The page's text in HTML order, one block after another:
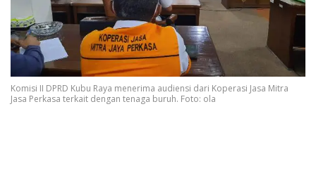
Komisi II DPRD Kubu Raya menerima audiensi dari Koperasi Jasa Mitra
Jasa Perkasa terkait dengan tenaga buruh. Foto: ola